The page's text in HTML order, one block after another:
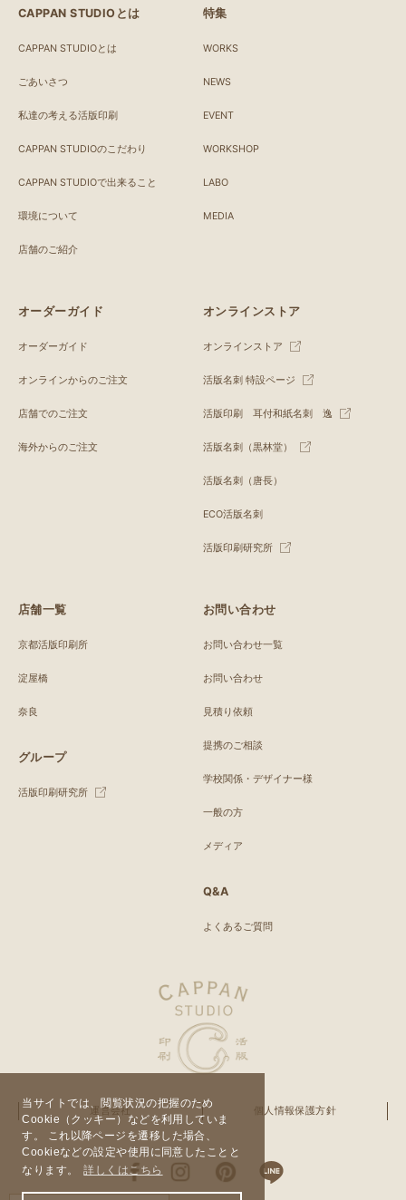
当サイトでは、閲覧状況の把握のため
Cookie（クッキー）などを利用していま
す。 これ以降ページを遷移した場合、
Cookieなどの設定や使用に同意したことと
なります。
詳しくはこちら
CAPPAN STUDIOとは
CAPPAN STUDIOとは
ごあいさつ
私達の考える活版印刷
CAPPAN STUDIOのこだわり
CAPPAN STUDIOで出来ること
環境について
店舗のご紹介
特集
WORKS
NEWS
EVENT
WORKSHOP
LABO
MEDIA
オーダーガイド
オーダーガイド
オンラインからのご注文
店舗でのご注文
海外からのご注文
オンラインストア
オンラインストア
活版名刺 特設ページ
活版印刷 耳付和紙名刺 逸
活版名刺（黒林堂）
活版名刺（唐長）
ECO活版名刺
活版印刷研究所
店舗一覧
京都活版印刷所
淀屋橋
奈良
グループ
活版印刷研究所
お問い合わせ
お問い合わせ一覧
お問い合わせ
見積り依頼
提携のご相談
学校関係・デザイナー様
一般の方
メディア
Q&A
よくあるご質問
運営会社 個人情報保護方針